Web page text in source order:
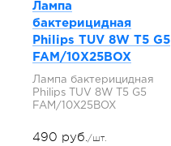
Лампа
бактерицидная
Philips TUV 8W T5 G5
FAM/10X25BOX
Лампа бактерицидная
Philips TUV 8W T5 G5
FAM/10X25BOX
490 руб./шт.